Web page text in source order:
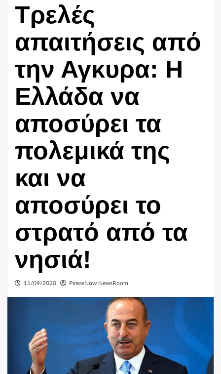
Τρελές
απαιτήσεις από
την Αγκυρα: Η
Ελλάδα να
αποσύρει τα
πολεμικά της
και να
αποσύρει το
στρατό από τα
νησιά!
11/09/2020 PireasNow NewsRoom